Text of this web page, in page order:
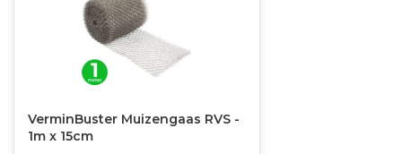
VerminBuster Muizengaas RVS -
1m x 15cm